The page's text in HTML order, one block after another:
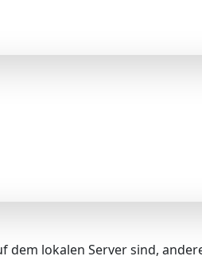
dem lokalen Server sind,